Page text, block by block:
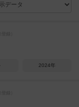
2024年